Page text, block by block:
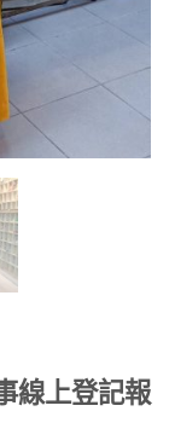
線上登記報